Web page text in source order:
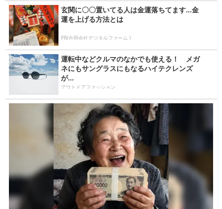
玄関に〇〇置いてる人は金運落ちてます…金
運を上げる方法とは
PR(合同会社デジタルファーム )
運転中などクルマのなかでも使える！ メガ
ネにもサングラスにもなるハイテクレンズ
が...
アウトドアファッション